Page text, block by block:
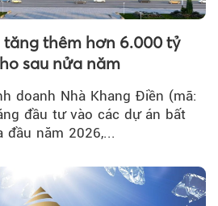
thêm hơn 6.000 tỷ
sau nửa năm
doanh Nhà Khang Điền (mã:
đầu tư vào các dự án bất
đầu năm 2026,...